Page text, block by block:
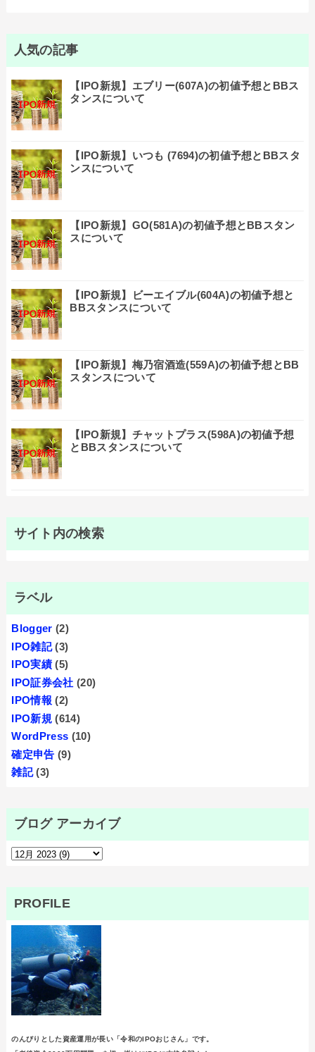
人気の記事
【IPO新規】エブリー(607A)の初値予想とBBス
タンスについて
【IPO新規】いつも (7694)の初値予想とBBスタ
ンスについて
【IPO新規】GO(581A)の初値予想とBBスタン
スについて
【IPO新規】ビーエイブル(604A)の初値予想と
BBスタンスについて
【IPO新規】梅乃宿酒造(559A)の初値予想とBB
スタンスについて
【IPO新規】チャットプラス(598A)の初値予想
とBBスタンスについて
サイト内の検索
ラベル
Blogger (2)
IPO雑記 (3)
IPO実績 (5)
IPO証券会社 (20)
IPO情報 (2)
IPO新規 (614)
WordPress (10)
確定申告 (9)
雑記 (3)
ブログ アーカイブ
PROFILE
のんびりとした資産運用が長い「令和のIPOおじさん」です。